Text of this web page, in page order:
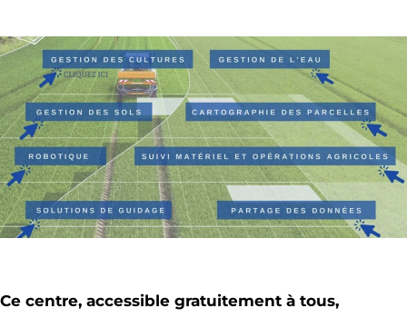
Ce centre, accessible gratuitement à tous,